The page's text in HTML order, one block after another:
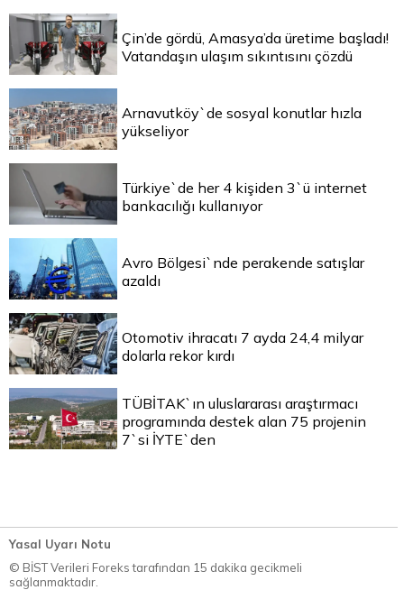
Çin’de gördü, Amasya’da üretime başladı!
Vatandaşın ulaşım sıkıntısını çözdü
Arnavutköy`de sosyal konutlar hızla
yükseliyor
Türkiye`de her 4 kişiden 3`ü internet
bankacılığı kullanıyor
Avro Bölgesi`nde perakende satışlar
azaldı
Otomotiv ihracatı 7 ayda 24,4 milyar
dolarla rekor kırdı
TÜBİTAK`ın uluslararası araştırmacı
programında destek alan 75 projenin
7`si İYTE`den
Yasal Uyarı Notu
© BİST Verileri Foreks tarafından 15 dakika gecikmeli
sağlanmaktadır.